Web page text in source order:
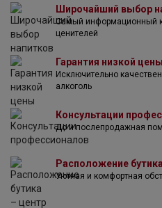
винограда. Производитель
поиску новых
на почвенно-климатические
Результатом такого подхода
достойного качества,
терруара.
Широчайший выбор
Самый информационный
ценителей
Гарантия низкой цены
Исключительно
алкоголь
Консультации
До и послепродажная
Расположение
Уютная и комфортная